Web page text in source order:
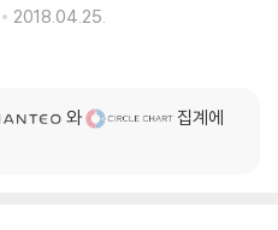
2018.04.25.
와
집계에